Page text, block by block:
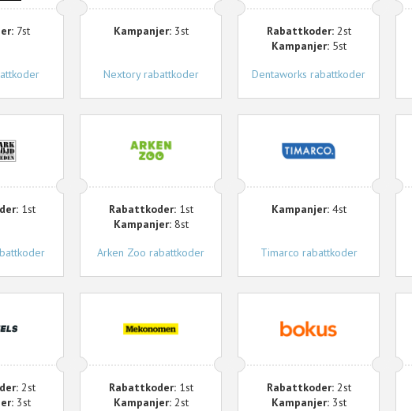
7st Kampanjer:3st
Nextory rabattkoder
Rabattkoder:2st
Kampanjer:5st
Dentaworks rabattkoder
1st Rabattkoder:1st
Kampanjer:8st
Arken Zoo rabattkoder
Kampanjer:4st
Timarco rabattkoder
2st
3st
Rabattkoder:1st
Kampanjer:2st
Rabattkoder:2st
Kampanjer:3st